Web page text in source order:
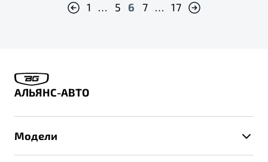
1 … 5 6 7 … 17
АЛЬЯНС-АВТО
Модели